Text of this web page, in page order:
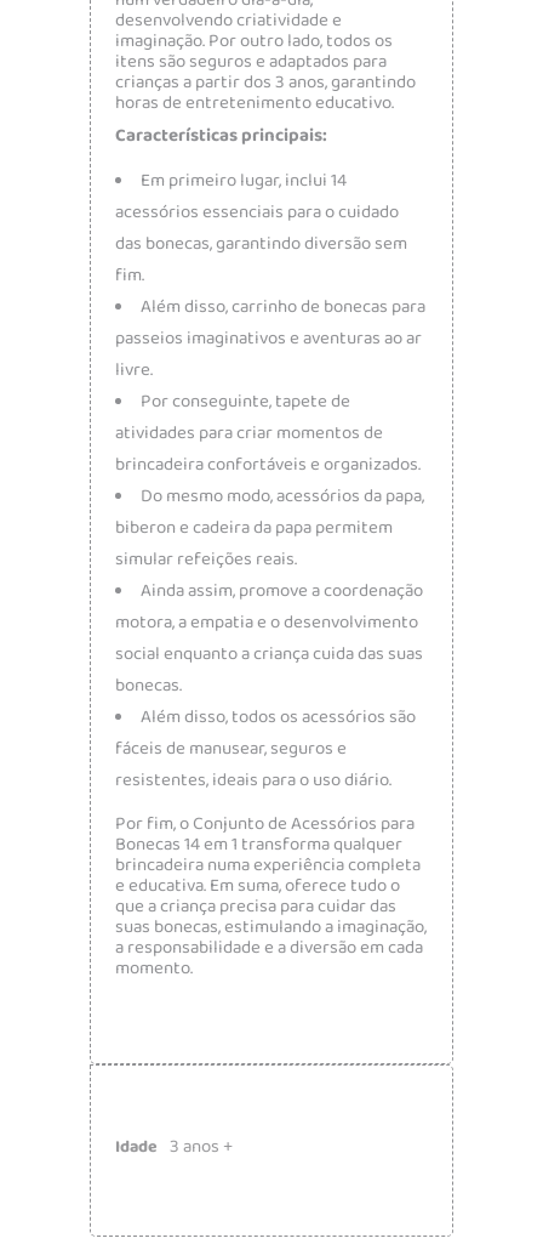
desenvolvendo criatividade e
imaginação. Por outro lado, todos os
itens são seguros e adaptados para
crianças a partir dos 3 anos, garantindo
horas de entretenimento educativo.
Características principais:
Em primeiro lugar, inclui 14
acessórios essenciais para o cuidado
das bonecas, garantindo diversão sem
fim.
Além disso, carrinho de bonecas para
passeios imaginativos e aventuras ao ar
livre.
Por conseguinte, tapete de
atividades para criar momentos de
brincadeira confortáveis e organizados.
Do mesmo modo, acessórios da papa,
biberon e cadeira da papa permitem
simular refeições reais.
Ainda assim, promove a coordenação
motora, a empatia e o desenvolvimento
social enquanto a criança cuida das suas
bonecas.
Além disso, todos os acessórios são
fáceis de manusear, seguros e
resistentes, ideais para o uso diário.
Por fim, o Conjunto de Acessórios para
Bonecas 14 em 1 transforma qualquer
brincadeira numa experiência completa
e educativa. Em suma, oferece tudo o
que a criança precisa para cuidar das
suas bonecas, estimulando a imaginação,
a responsabilidade e a diversão em cada
momento.
Idade 3 anos +